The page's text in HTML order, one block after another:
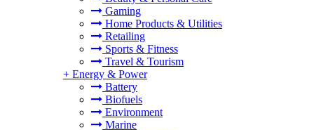
Gaming
Home Products & Utilities
Retailing
Sports & Fitness
Travel & Tourism
+ Energy & Power
Battery
Biofuels
Environment
Marine